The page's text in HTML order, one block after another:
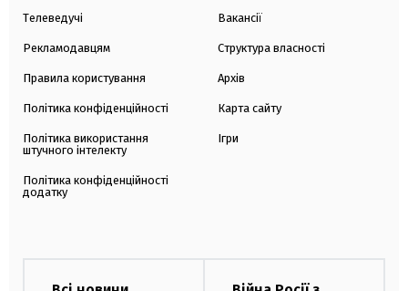
Телеведучі
Рекламодавцям
Правила користування
Політика конфіденційності
Політика використання
штучного інтелекту
Політика конфіденційності
додатку
Вакансії
Структура власності
Архів
Карта сайту
Ігри